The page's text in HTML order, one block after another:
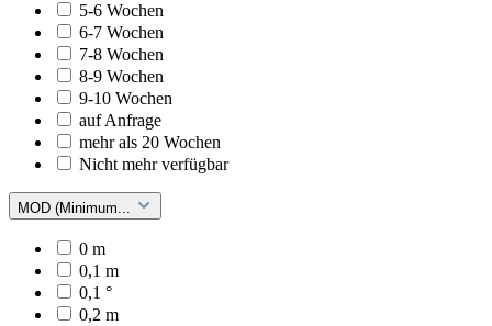
5-6 Wochen
6-7 Wochen
7-8 Wochen
8-9 Wochen
9-10 Wochen
auf Anfrage
mehr als 20 Wochen
Nicht mehr verfügbar
MOD (Minimum...
0 m
0,1 m
0,1 °
0,2 m